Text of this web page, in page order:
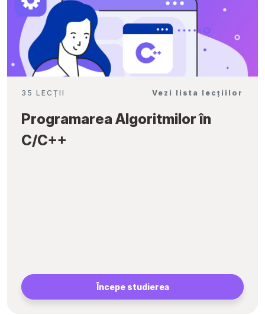
35 LECȚII Vezi lista lecțiilor
Programarea Algoritmilor în
C/C++
Începe studierea